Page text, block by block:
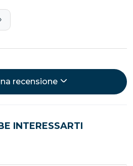
recensione
INTERESSARTI